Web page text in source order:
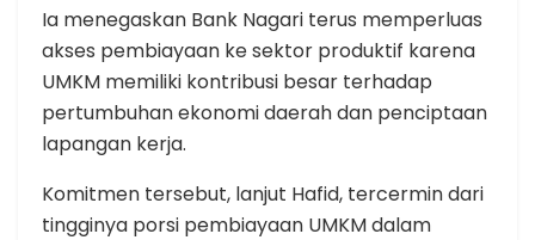
Ia menegaskan Bank Nagari terus memperluas
akses pembiayaan ke sektor produktif karena
UMKM memiliki kontribusi besar terhadap
pertumbuhan ekonomi daerah dan penciptaan
lapangan kerja.
Komitmen tersebut, lanjut Hafid, tercermin dari
tingginya porsi pembiayaan UMKM dalam